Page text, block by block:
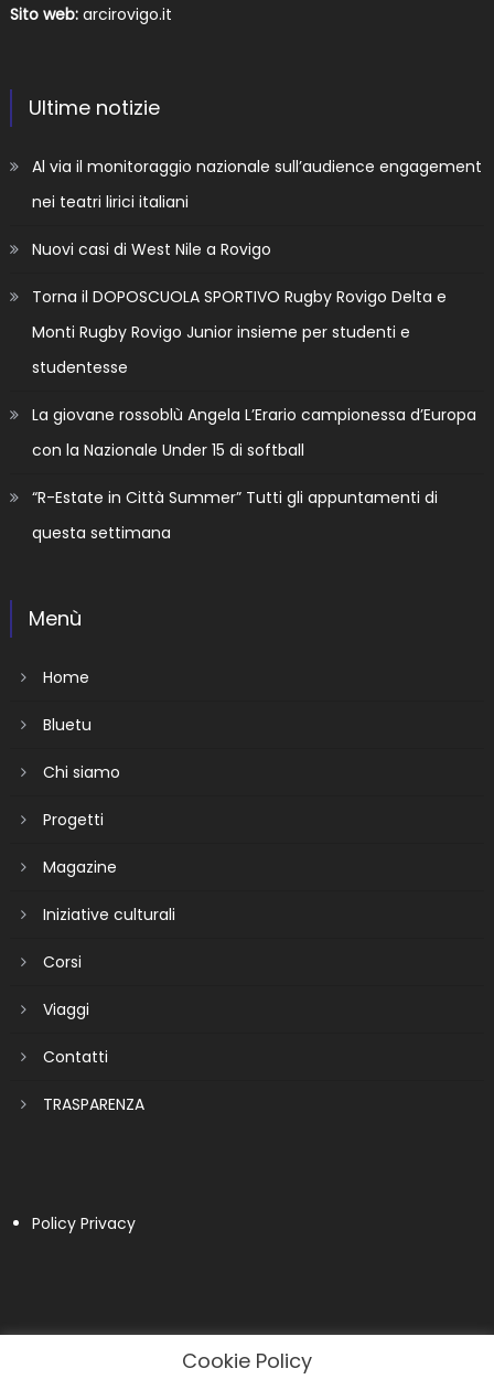
Sito web: arcirovigo.it
Ultime notizie
Al via il monitoraggio nazionale sull’audience engagement
nei teatri lirici italiani
Nuovi casi di West Nile a Rovigo
Torna il DOPOSCUOLA SPORTIVO Rugby Rovigo Delta e
Monti Rugby Rovigo Junior insieme per studenti e
studentesse
La giovane rossoblù Angela L’Erario campionessa d’Europa
con la Nazionale Under 15 di softball
“R-Estate in Città Summer” Tutti gli appuntamenti di
questa settimana
Menù
Home
Bluetu
Chi siamo
Progetti
Magazine
Iniziative culturali
Corsi
Viaggi
Contatti
TRASPARENZA
Policy Privacy
Cookie Policy